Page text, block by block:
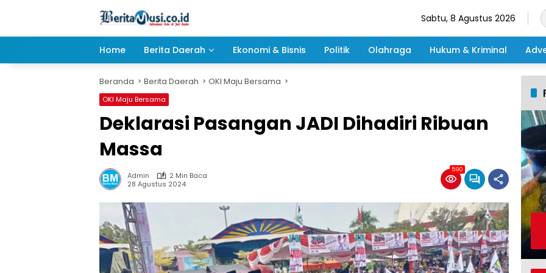
Sabtu, 8 Agustus 2026
Home Berita Daerah Ekonomi & Bisnis Politik Olahraga Hukum & Kriminal
Beranda Berita Daerah OKI Maju Bersama
OKI Maju Bersama
Deklarasi Pasangan JADI Dihadiri Ribuan
Massa
Admin
2 Min Baca
28 Agustus 2024
590